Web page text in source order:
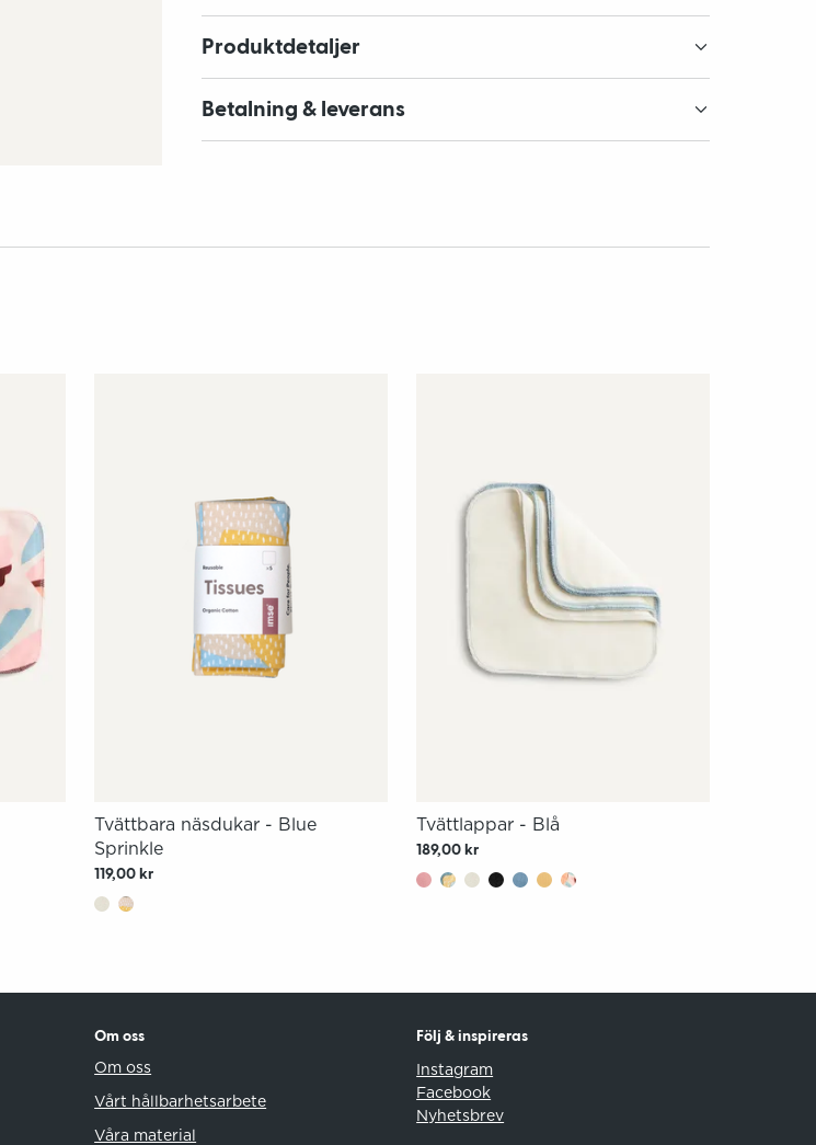
Produktdetaljer
Betalning & leverans
Tvättbara näsdukar - Blue
Sprinkle
119,00 kr
Tvättlappar - Blå
189,00 kr
Om oss
Om oss
Vårt hållbarhetsarbete
Våra material
Följ & inspireras
Instagram
Facebook
Nyhetsbrev